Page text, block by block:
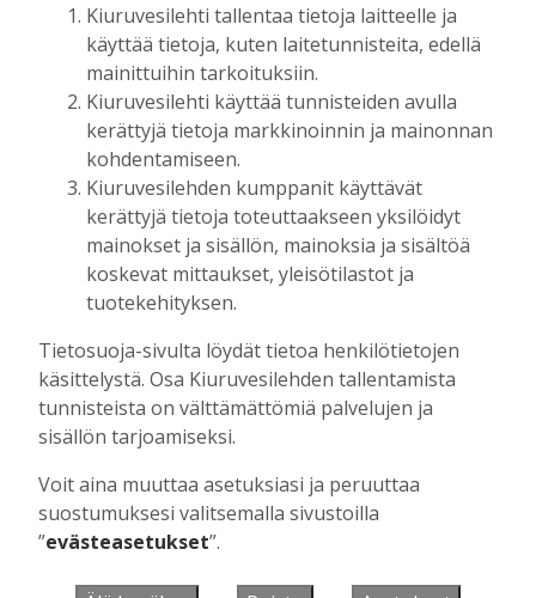
Salasana
Muista minut
Unohtuiko salasana?
se tästä.
Käyntiosoite :
Kiuruvesi Lehti oy
Niemistenkatu 4
Kiuruvesi
Kiuruvesilehti tallentaa tietoja laitteelle ja
käyttää tietoja, kuten laitetunnisteita, edellä
mainittuihin tarkoituksiin.
Kiuruvesilehti käyttää tunnisteiden avulla
kerättyjä tietoja markkinoinnin ja mainonnan
kohdentamiseen.
Kiuruvesilehden kumppanit käyttävät
kerättyjä tietoja toteuttaakseen yksilöidyt
mainokset ja sisällön, mainoksia ja sisältöä
koskevat mittaukset, yleisötilastot ja
tuotekehityksen.
Tietosuoja-sivulta löydät tietoa henkilötietojen
käsittelystä. Osa Kiuruvesilehden tallentamista
tunnisteista on välttämättömiä palvelujen ja
sisällön tarjoamiseksi.
Voit aina muuttaa asetuksiasi ja peruuttaa
suostumuksesi valitsemalla sivustoilla
”evästeasetukset”.